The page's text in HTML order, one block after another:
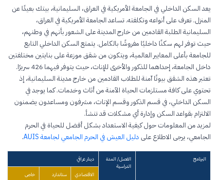
يعد السكن الداخلي في الجامعة الأمريكية في العراق، السليمانية، بيتك بعيدًا عن
المنزل. تعرف على أنواعه وتكلفته. تساعد الجامعة الأمريكية في العراق،
السليمانية الطلبة القادمين من خارج المدينة على الشعور بأنهم في وطنهم،
حيث توفر لهم سكنًا داخليًا مفروشًا بالكامل. يتمتع السكن الداخلي التابع
للجامعة بأعلى المعايير العالمية، ويتكون من شقق موزعة على بنايتين مختلفتين
داخل الجامعة، إحداهما للذكور والأخرى للإناث، حيث يتوفر فيهما 426 سريرًا.
تعتبر هذه الشقق بيوتًا آمنة للطلاب القادمين من خارج مدينة السليمانية، إذ
تحتوي على كافة مستلزمات الحياة الآمنة من أثاث وخدمات. كما يوجد في
السكن الداخلي، في قسم الذكور وقسم الإناث، مشرفون ومساعدون يضمنون
الالتزام بقواعد السكن وإدارة أي مشكلات قد تنشأ.
لمزيد من المعلومات حول كيفية الاستعداد بشكل أفضل للحياة في الحرم
الجامعي، يرجى الاطلاع على دليل العيش في الحرم الجامعي لجامعة AUIS .
البرنامج
الفصل/ المدة
الدراسية
دينار عراقي
الاقتصادي ستاندارد خاص